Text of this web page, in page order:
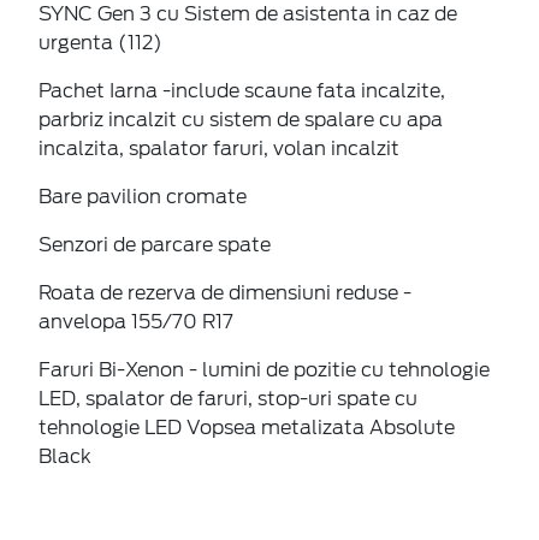
SYNC Gen 3 cu Sistem de asistenta in caz de
urgenta (112)
Pachet Iarna -include scaune fata incalzite,
parbriz incalzit cu sistem de spalare cu apa
incalzita, spalator faruri, volan incalzit
Bare pavilion cromate
Senzori de parcare spate
Roata de rezerva de dimensiuni reduse -
anvelopa 155/70 R17
Faruri Bi-Xenon - lumini de pozitie cu tehnologie
LED, spalator de faruri, stop-uri spate cu
tehnologie LED Vopsea metalizata Absolute
Black